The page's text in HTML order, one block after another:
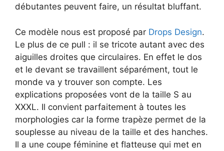
débutantes peuvent faire, un résultat bluffant.
Ce modèle nous est proposé par Drops Design.
Le plus de ce pull : il se tricote autant avec des
aiguilles droites que circulaires. En effet le dos
et le devant se travaillent séparément, tout le
monde va y trouver son compte. Les
explications proposées vont de la taille S au
XXXL. Il convient parfaitement à toutes les
morphologies car la forme trapèze permet de la
souplesse au niveau de la taille et des hanches.
Il a une coupe féminine et flatteuse qui met en